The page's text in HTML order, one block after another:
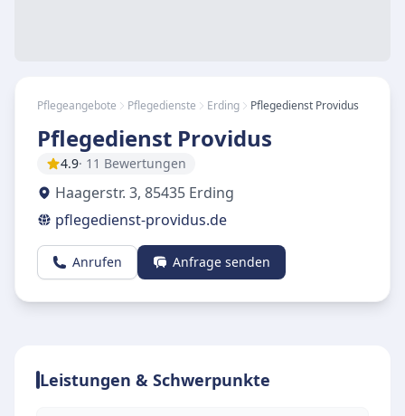
Pflegeangebote Pflegedienste Erding Pflegedienst Providus
Pflegedienst Providus
4.9· 11 Bewertungen
Haagerstr. 3, 85435 Erding
pflegedienst-providus.de
Anrufen Anfrage senden
Leistungen & Schwerpunkte